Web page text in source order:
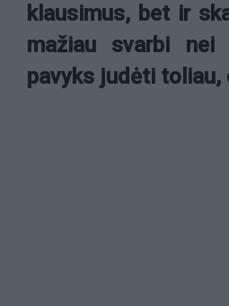
klausimus, bet ir
mažiau svarbi nei
pavyks judėti toliau,